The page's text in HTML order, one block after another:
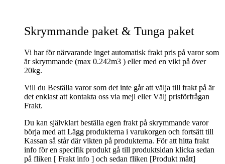
Skrymmande paket & Tunga paket
Vi har för närvarande inget automatisk frakt pris på varor som
är skrymmande (max 0.242m3 ) eller med en vikt på över
20kg.
Vill du Beställa varor som det inte går att välja till frakt på är
det enklast att kontakta oss via mejl eller Välj prisförfrågan
Frakt.
Du kan självklart beställa egen frakt på skrymmande varor
börja med att Lägg produkterna i varukorgen och fortsätt till
Kassan så står där vikten på produkterna. För att hitta frakt
info för en specifik produkt gå till produktsidan klicka sedan
på fliken [ Frakt info ] och sedan fliken [Produkt mått]